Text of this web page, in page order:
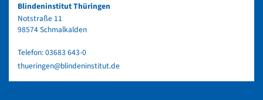
Blindeninstitut Thüringen
Notstraße 11
98574 Schmalkalden
Telefon:03683 643-0
thueringen@blindeninstitut.de